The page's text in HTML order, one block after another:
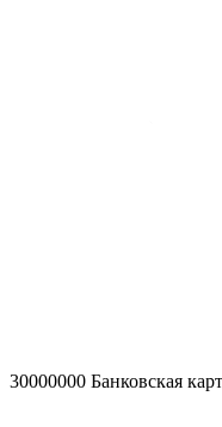
30000000 Банковская